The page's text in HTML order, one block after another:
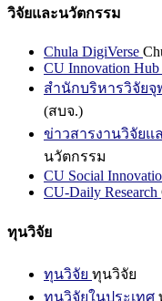
วิจัยและนวัตกรรม
Chula DigiVerse
CU Innovation Hub
สำนักบริหารวิจัยจุ
(สบจ.)
ข่าวสารงานวิจัยแ
นวัตกรรม
CU Social
CU-Daily Research
ทุนวิจัย
ทุนวิจัย ทุนวิจัย
ทุนวิจัยในประเทศ